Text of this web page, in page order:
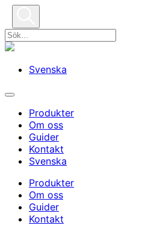
Svenska
Produkter
Om oss
Guider
Kontakt
Svenska
Produkter
Om oss
Guider
Kontakt